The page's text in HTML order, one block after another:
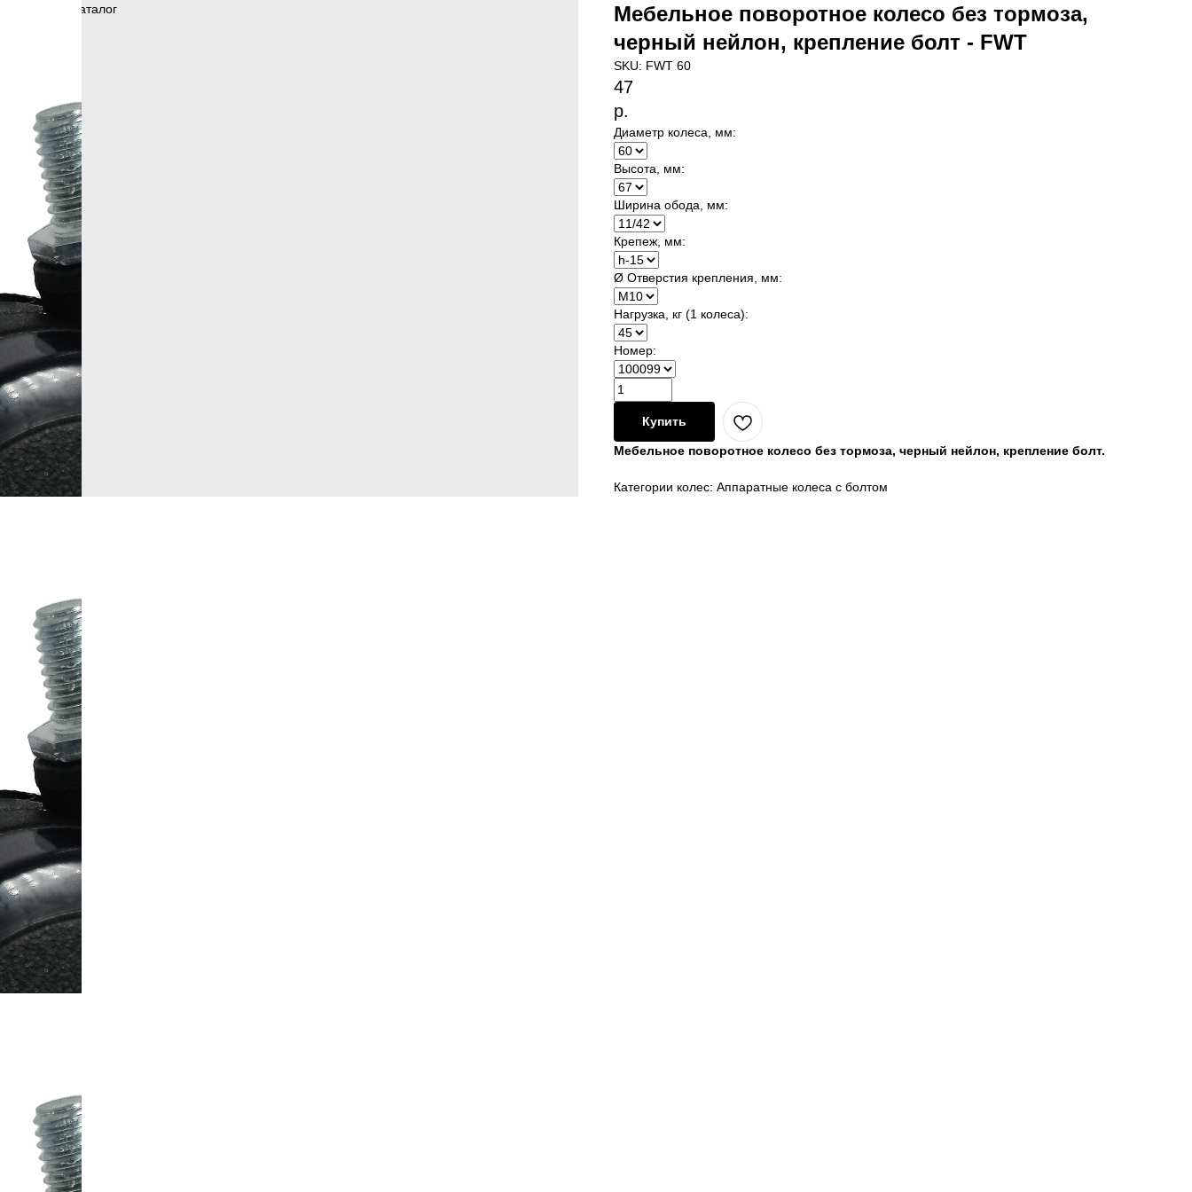
Вернуться в каталог
Мебельное поворотное колесо без тормоза,
черный нейлон, крепление болт - FWT
SKU: FWT 60
47
р.
Диаметр колеса, мм:
Высота, мм:
Ширина обода, мм:
Крепеж, мм:
Ø Отверстия крепления, мм:
Нагрузка, кг (1 колеса):
Номер:
Купить
Мебельное поворотное колесо без тормоза, черный нейлон, крепление болт.
Категории колес: Аппаратные колеса с болтом